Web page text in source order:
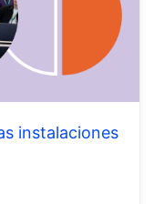
instalaciones